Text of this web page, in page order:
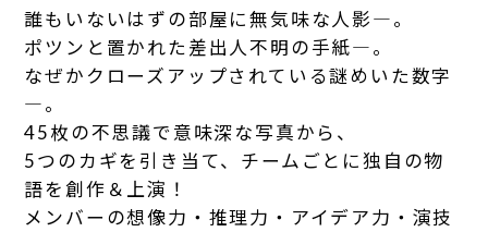
誰もいないはずの部屋に無気味な人影―。
ポツンと置かれた差出人不明の手紙―。
なぜかクローズアップされている謎めいた数字
―。
45枚の不思議で意味深な写真から、
5つのカギを引き当て、チームごとに独自の物
語を創作＆上演！
メンバーの想像力・推理力・アイデア力・演技